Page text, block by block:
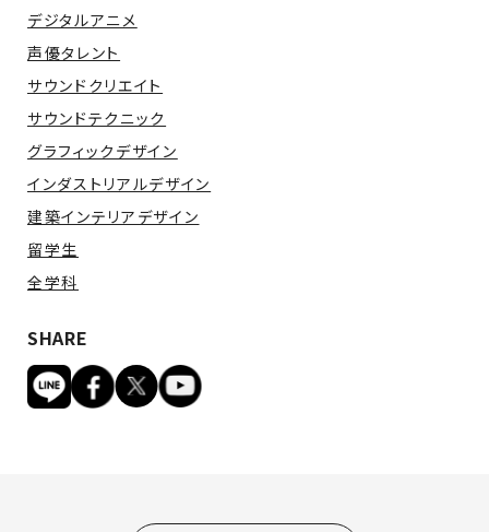
デジタルアニメ
声優タレント
サウンドクリエイト
サウンドテクニック
グラフィックデザイン
インダストリアルデザイン
建築インテリアデザイン
留学生
全学科
SHARE